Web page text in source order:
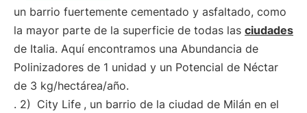
un barrio fuertemente cementado y asfaltado, como
la mayor parte de la superficie de todas las ciudades
de Italia. Aquí encontramos una Abundancia de
Polinizadores de 1 unidad y un Potencial de Néctar
de 3 kg/hectárea/año.
. 2) City Life , un barrio de la ciudad de Milán en el